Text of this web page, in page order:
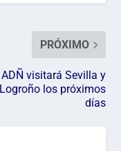
PRÓXIMO
ADÑ visitará Sevilla y
Logroño los próximos
días